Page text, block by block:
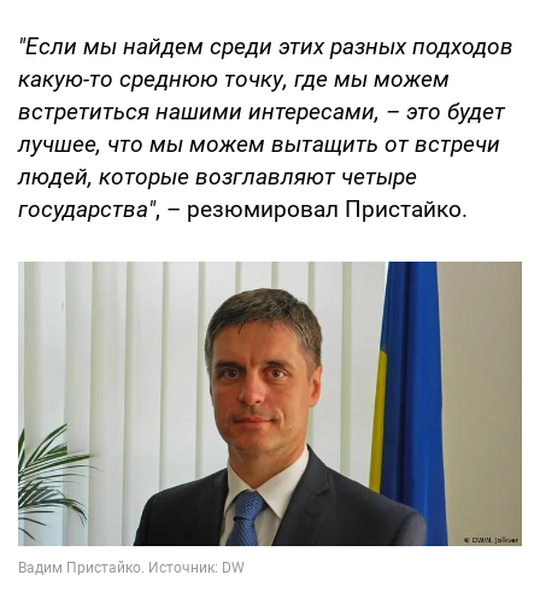
"Если мы найдем среди этих разных подходов
какую-то среднюю точку, где мы можем
встретиться нашими интересами, – это будет
лучшее, что мы можем вытащить от встречи
людей, которые возглавляют четыре
государства", – резюмировал Пристайко.